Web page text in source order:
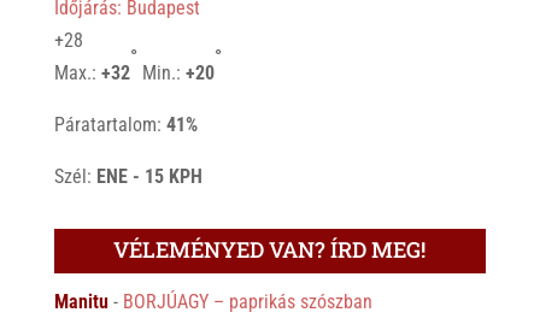
Időjárás: Budapest
+28
Max.: +32
°
Min.: +20
°
Páratartalom: 41%
Szél: ENE - 15 KPH
VÉLEMÉNYED VAN? ÍRD MEG!
Manitu- BORJÚAGY – paprikás szószban